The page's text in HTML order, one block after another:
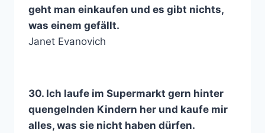
geht man einkaufen und es gibt nichts,
was einem gefällt.
Janet Evanovich
30. Ich laufe im Supermarkt gern hinter
quengelnden Kindern her und kaufe mir
alles, was sie nicht haben dürfen.